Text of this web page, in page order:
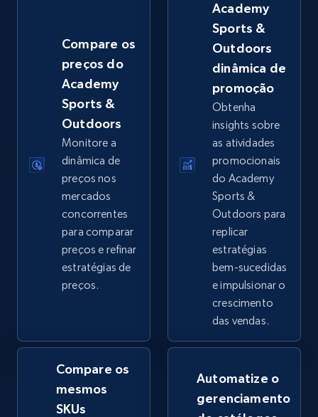
eBay - Gather data on products using
specified keywords
URL, Product id, Title, Seller name, Seller rating,
Seller reviews, Breadcrumbs, Root category, and
more.
2.5K+ 359+ Comece agora
eBay - Collect products from shops on eBay
URL, Product id, Title, Seller name, Seller rating,
Seller reviews, Breadcrumbs, Root category, and
more.
2.5K+ Comece agora
eBay - Collect records by category
URL, Product id, Title, Seller name, Seller rating,
Seller reviews, Breadcrumbs, Root category, and
Compare os
preços do
Academy
Sports &
Outdoors
Monitore a
dinâmica de
preços nos
mercados
concorrentes
para comparar
preços e refinar
estratégias de
preços.
Academy
Sports &
Outdoors
dinâmica de
promoção
Obtenha
insights sobre
as atividades
promocionais
do Academy
Sports &
Outdoors para
replicar
estratégias
bem-sucedidas
e impulsionar o
crescimento
das vendas.
Compare os
mesmos
SKUs
Automatize o
gerenciamento